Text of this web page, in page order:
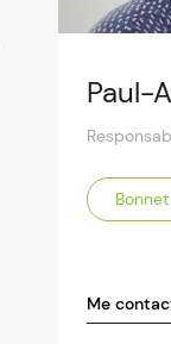
Paul-
Me